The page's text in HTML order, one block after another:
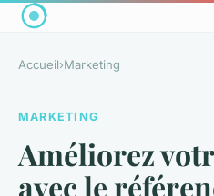
Accueil›Marketing
MARKETING
Améliorez
avec le